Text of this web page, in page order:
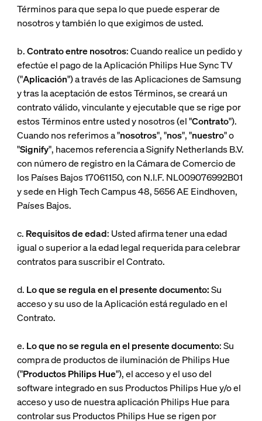
Términos para que sepa lo que puede esperar de
nosotros y también lo que exigimos de usted.
b.Contrato entre nosotros: Cuando realice un pedido y
efectúe el pago de la Aplicación Philips Hue Sync TV
("Aplicación") a través de las Aplicaciones de Samsung
y tras la aceptación de estos Términos, se creará un
contrato válido, vinculante y ejecutable que se rige por
estos Términos entre usted y nosotros (el "Contrato").
Cuando nos referimos a "nosotros", "nos", "nuestro" o
"Signify", hacemos referencia a Signify Netherlands B.V.
con número de registro en la Cámara de Comercio de
los Países Bajos 17061150, con N.I.F. NL009076992B01
y sede en High Tech Campus 48, 5656 AE Eindhoven,
Países Bajos.
c. Requisitos de edad: Usted afirma tener una edad
igual o superior a la edad legal requerida para celebrar
contratos para suscribir el Contrato.
d. Lo que se regula en el presente documento:Su
acceso y su uso de la Aplicación está regulado en el
Contrato.
e. Lo que no se regula en el presente documento: Su
compra de productos de iluminación de Philips Hue
("Productos Philips Hue"), el acceso y el uso del
software integrado en sus Productos Philips Hue y/o el
acceso y uso de nuestra aplicación Philips Hue para
controlar sus Productos Philips Hue se rigen por